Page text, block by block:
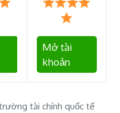
Mở tài
khoản
tài chính quốc tế